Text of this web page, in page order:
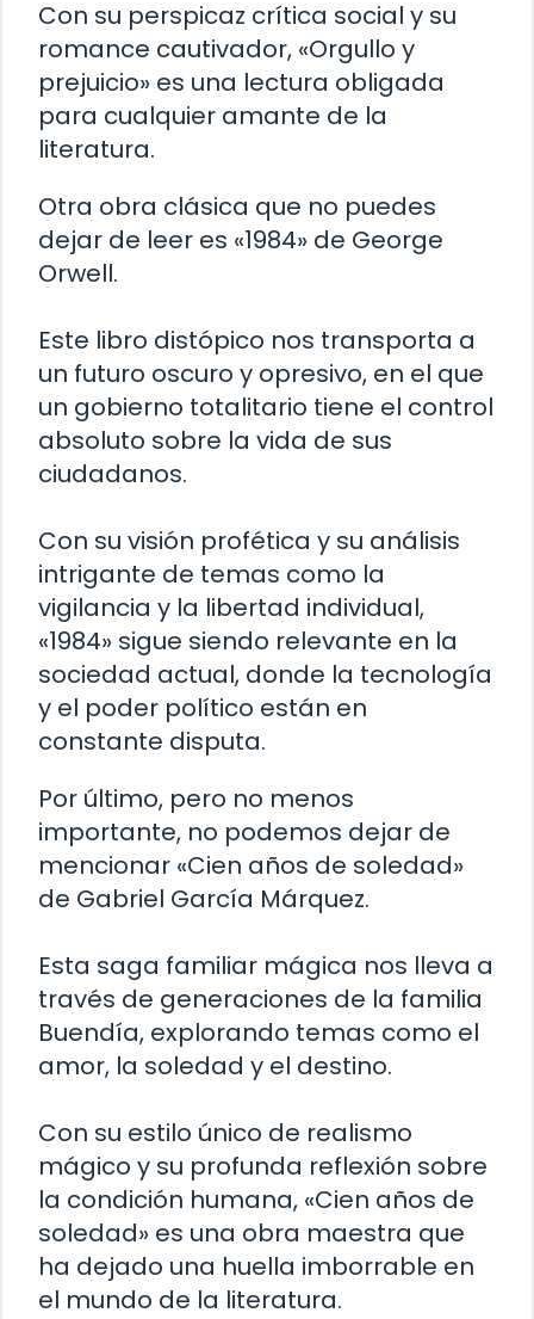
Con su perspicaz crítica social y su
romance cautivador, «Orgullo y
prejuicio» es una lectura obligada
para cualquier amante de la
literatura.
Otra obra clásica que no puedes
dejar de leer es «1984» de George
Orwell.
Este libro distópico nos transporta a
un futuro oscuro y opresivo, en el que
un gobierno totalitario tiene el control
absoluto sobre la vida de sus
ciudadanos.
Con su visión profética y su análisis
intrigante de temas como la
vigilancia y la libertad individual,
«1984» sigue siendo relevante en la
sociedad actual, donde la tecnología
y el poder político están en
constante disputa.
Por último, pero no menos
importante, no podemos dejar de
mencionar «Cien años de soledad»
de Gabriel García Márquez.
Esta saga familiar mágica nos lleva a
través de generaciones de la familia
Buendía, explorando temas como el
amor, la soledad y el destino.
Con su estilo único de realismo
mágico y su profunda reflexión sobre
la condición humana, «Cien años de
soledad» es una obra maestra que
ha dejado una huella imborrable en
el mundo de la literatura.